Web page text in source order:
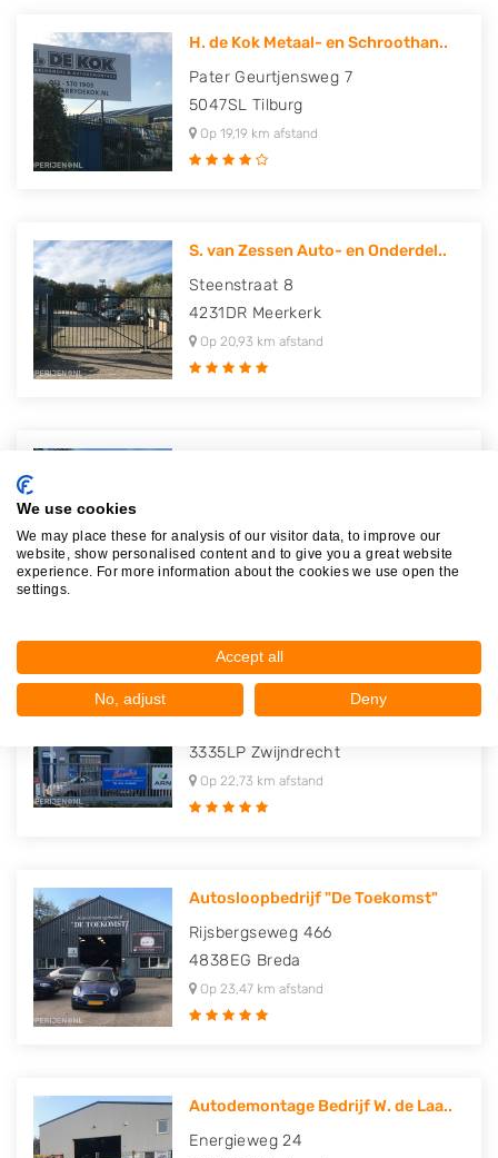
H. de Kok Metaal- en Schroothan..
Pater Geurtjensweg 7
5047SL Tilburg
Op 19,19 km afstand
S. van Zessen Auto- en Onderdel..
Steenstraat 8
4231DR Meerkerk
Op 20,93 km afstand
Op 21,34 km afstand
Autodemontagebedrijf Benelux
3335LP Zwijndrecht
Op 22,73 km afstand
Autosloopbedrijf "De Toekomst"
Rijsbergseweg 466
4838EG Breda
Op 23,47 km afstand
Autodemontage Bedrijf W. de Laa..
Energieweg 24
We use cookies
We may place these for analysis of our visitor data, to improve our
website, show personalised content and to give you a great website
experience. For more information about the cookies we use open the
settings.
Accept all
No, adjust Deny